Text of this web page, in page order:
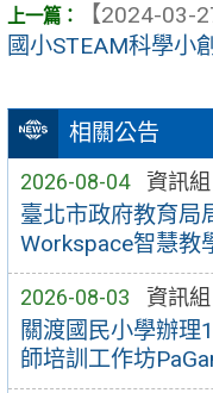
相關公告
2026-08-04 資訊組
臺北市政府教育局
Workspace智慧教
2026-08-03 資訊組
關渡國民小學辦理
師培訓工作坊
【2024-03-
國小STEAM科學小